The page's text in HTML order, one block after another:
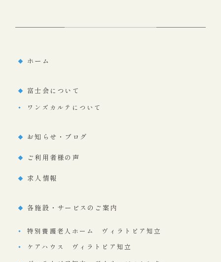
ホーム
富士会について
ワンズカルテについて
お知らせ・ブログ
ご利用者様の声
求人情報
各施設・サービスのご案内
特別養護老人ホーム ヴィラトピア知立
ケアハウス ヴィラトピア知立